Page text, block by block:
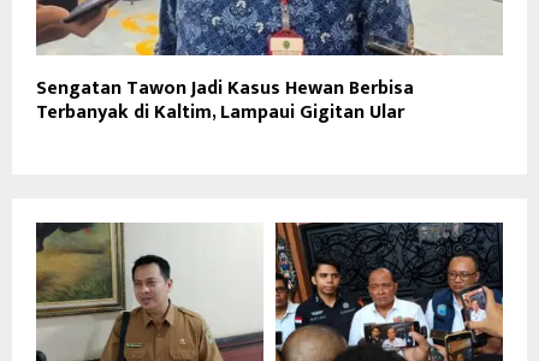
Sengatan Tawon Jadi Kasus Hewan Berbisa
Terbanyak di Kaltim, Lampaui Gigitan Ular